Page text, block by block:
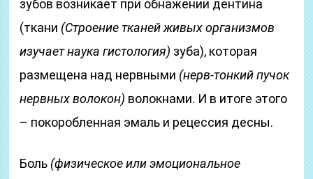
зубов возникает при обнажении дентина
(ткани (Строение тканей живых организмов
изучает наука гистология) зуба), которая
размещена над нервными (нерв-тонкий пучок
нервных волокон) волокнами. И в итоге этого
– покоробленная эмаль и рецессия десны.
Боль (физическое или эмоциональное